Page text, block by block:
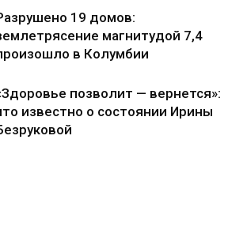
19 домов:
магнитудой 7,4
в Колумбии
позволит — вернется»:
известно о состоянии Ирины